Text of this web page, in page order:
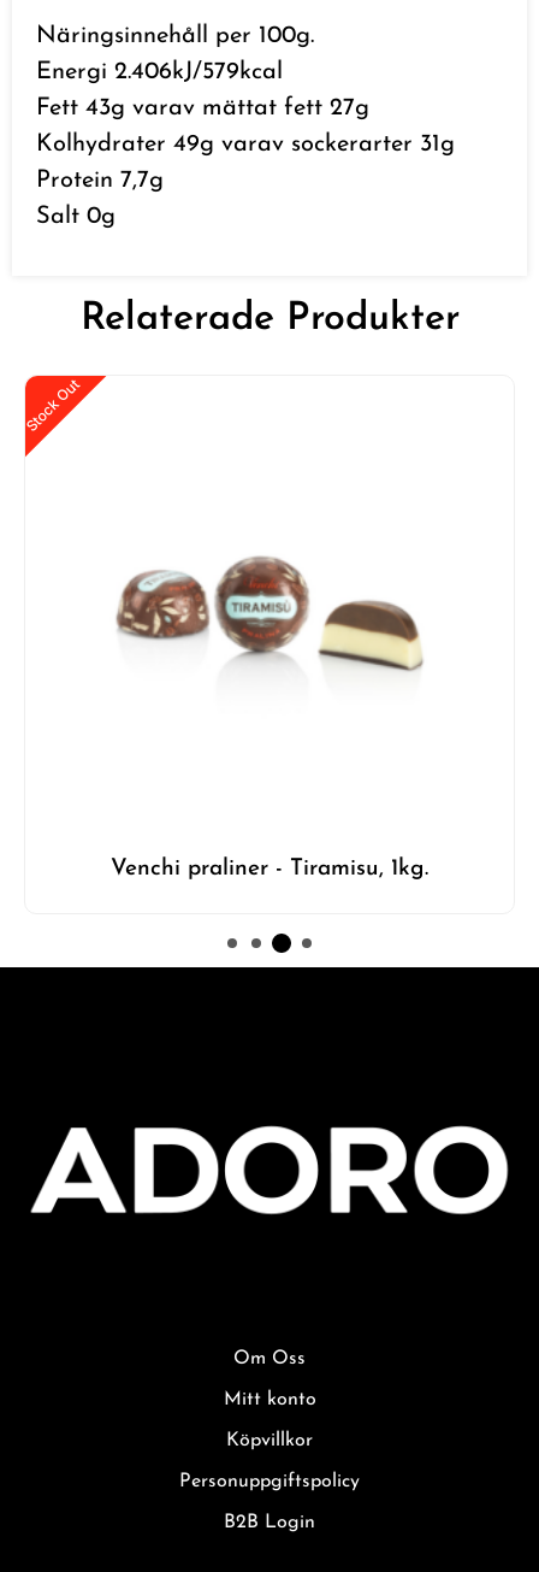
Näringsinnehåll per 100g.
Energi 2.406kJ/579kcal
Fett 43g varav mättat fett 27g
Kolhydrater 49g varav sockerarter 31g
Protein 7,7g
Salt 0g
Relaterade Produkter
Stock Out
Venchi praliner - Tiramisu, 1kg.
Om Oss
Mitt konto
Köpvillkor
Personuppgiftspolicy
B2B Login